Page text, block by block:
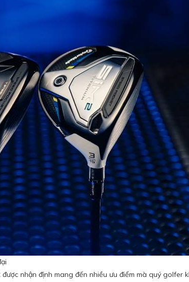
nhận định mang đến nhiều ưu điểm mà quý golfer